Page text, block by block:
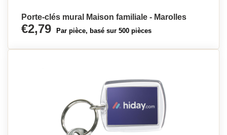
Porte-clés mural Maison familiale - Marolles
€2,79 Par pièce, basé sur 500 pièces